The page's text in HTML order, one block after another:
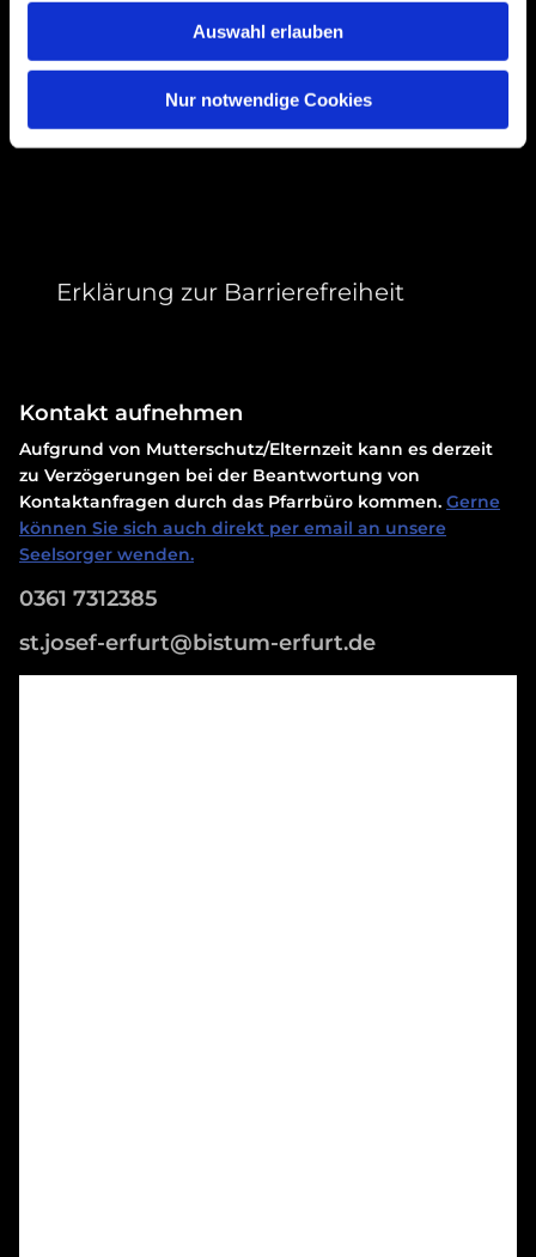
Auswahl erlauben
Nur notwendige Cookies
Accept cookies
Erklärung zur Barrierefreiheit
Kontakt aufnehmen
Aufgrund von Mutterschutz/Elternzeit kann es derzeit
zu Verzögerungen bei der Beantwortung von
Kontaktanfragen durch das Pfarrbüro kommen. Gerne
können Sie sich auch direkt per email an unsere
Seelsorger wenden.
0361 7312385
st.josef-erfurt@bistum-erfurt.de